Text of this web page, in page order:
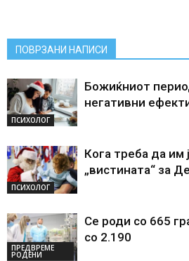
ПОВРЗАНИ НАПИСИ
ПСИХОЛОГ
Божиќниот
негативни
ПСИХОЛОГ
Кога треба да им
„вистината“ за
ПРЕДВРЕМЕ
РОДЕНИ
Се роди со 665
со 2.190